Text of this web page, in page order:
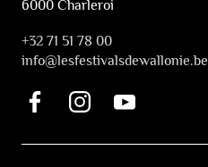
6000 Charleroi
+32 71 51 78 00
info@lesfestivalsdewallonie.be